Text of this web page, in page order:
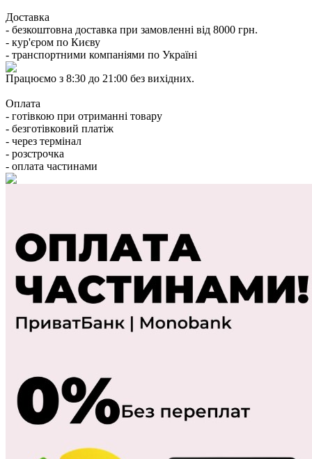
Доставка
- безкоштовна доставка при замовленні від 8000 грн.
- кур'єром по Києву
- транспортними компаніями по Україні
Працюємо з 8:30 до 21:00 без вихідних.
Оплата
- готівкою при отриманні товару
- безготівковий платіж
- через термінал
- розстрочка
- оплата частинами